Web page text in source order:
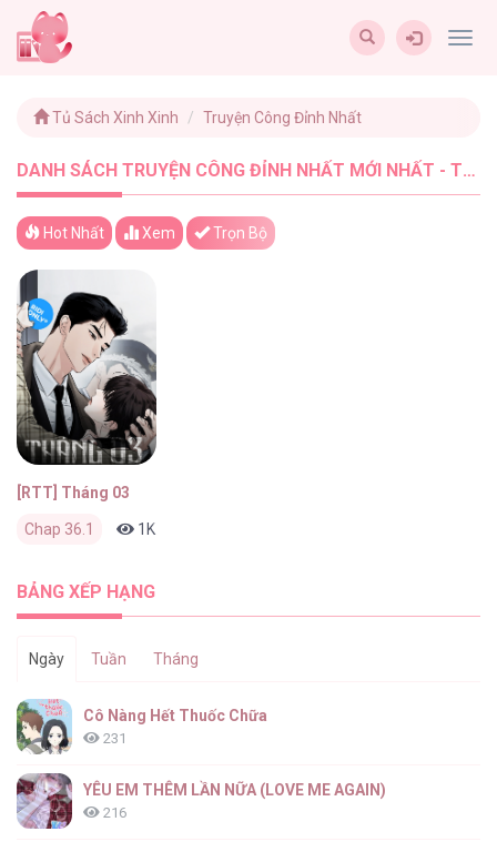
Tủ Sách Xinh Xinh Truyện Công Đỉnh Nhất
DANH SÁCH TRUYỆN CÔNG ĐỈNH NHẤT MỚI NHẤT - TUSACHXINHXINH (1)
Hot Nhất Xem Trọn Bộ
[RTT] Tháng 03
Chap 36.1 1K
BẢNG XẾP HẠNG
Ngày Tuần Tháng
Cô Nàng Hết Thuốc Chữa
231
YÊU EM THÊM LẦN NỮA (LOVE ME AGAIN)
216